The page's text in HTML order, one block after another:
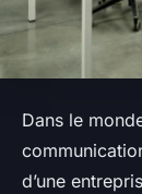
Dans le
d’une